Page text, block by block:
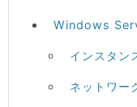
Windows
インスタン
ネットワー